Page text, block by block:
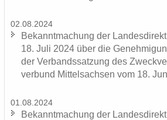
02.08.2024
Be­kannt­ma­chung der
18. Juli 2024 über die
der Ver­bands­sat­zung des
ver­bund Mit­tel­sach­sen vom 18.
01.08.2024
Be­kannt­ma­chung der